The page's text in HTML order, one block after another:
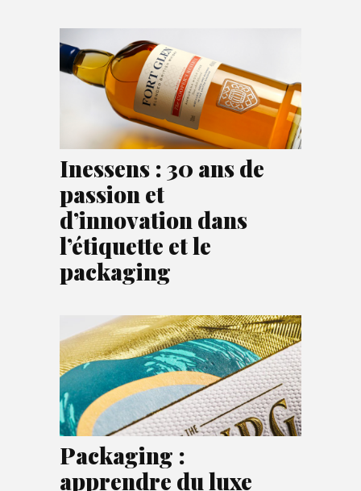
Inessens : 30 ans de
passion et
d’innovation dans
l’étiquette et le
packaging
Packaging :
apprendre du luxe